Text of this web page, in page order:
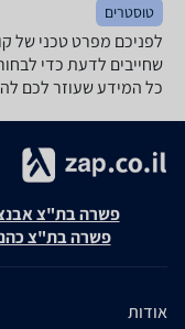
טוסטרים
שחייבים לדעת כדי
כל המידע שעוזר לכם
פשרה בת"צ אבנצ'יק נ'
פשרה בת"צ כהנים נ'
אודות